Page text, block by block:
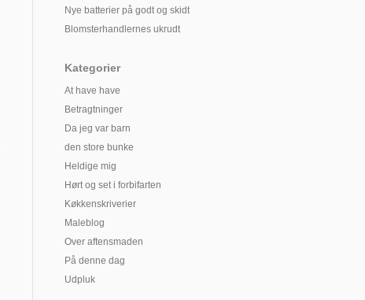
Nye batterier på godt og skidt
Blomsterhandlernes ukrudt
Kategorier
At have have
Betragtninger
Da jeg var barn
den store bunke
Heldige mig
Hørt og set i forbifarten
Køkkenskriverier
Maleblog
Over aftensmaden
På denne dag
Udpluk